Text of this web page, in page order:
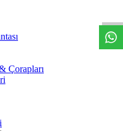
Çorapları